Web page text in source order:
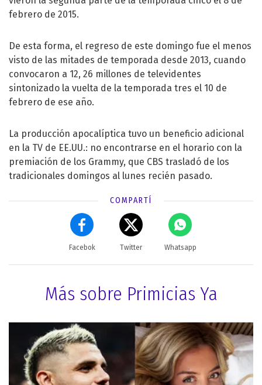
febrero de 2015.
De esta forma, el regreso de este domingo fue el menos
visto de las mitades de temporada desde 2013, cuando
convocaron a 12, 26 millones de televidentes
sintonizado la vuelta de la temporada tres el 10 de
febrero de ese año.
La producción apocalíptica tuvo un beneficio adicional
en la TV de EE.UU.: no encontrarse en el horario con la
premiación de los Grammy, que CBS trasladó de los
tradicionales domingos al lunes recién pasado.
COMPARTÍ
Facebok Twitter Whatsapp
Más sobre Primicias Ya